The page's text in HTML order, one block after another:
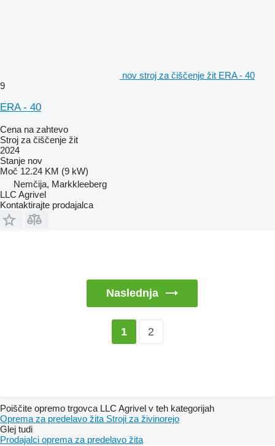
nov stroj za čiščenje žit ERA - 40
9
ERA - 40
Cena na zahtevo
Stroj za čiščenje žit
2024
Stanje nov
Moč 12.24 KM (9 kW)
Nemčija, Markkleeberg
LLC Agrivel
Kontaktirajte prodajalca
Naslednja
1 2
Poiščite opremo trgovca LLC Agrivel v teh kategorijah
Oprema za predelavo žita Stroji za živinorejo
Glej tudi
Prodajalci oprema za predelavo žita